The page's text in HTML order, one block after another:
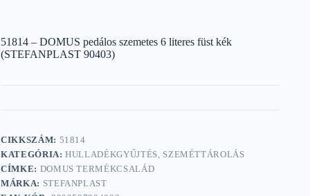
51814 – DOMUS pedálos szemetes 6 literes füst kék
(STEFANPLAST 90403)
CIKKSZÁM: 51814
KATEGÓRIA:HULLADÉKGYŰJTÉS, SZEMÉTTÁROLÁS
CÍMKE: DOMUS TERMÉKCSALÁD
MÁRKA: STEFANPLAST